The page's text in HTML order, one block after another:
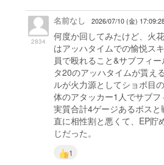
2834
名前なし 2026/07/10 (金)
何度か回してみたけど、火
はアッハタイムでの愉悦ス
員で殴れること&サブフィ
タ20のアッハタイムが貰え
ルが火力源としてショボ目
体のアタッカー1人でサブ
実質合計4ゲージあるボス
直に相性割と悪くて、EP貯
じだった。
1